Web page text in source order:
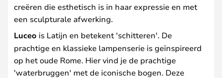
creëren die esthetisch is in haar expressie en met
een sculpturale afwerking.
Luceo is Latijn en betekent 'schitteren'. De
prachtige en klassieke lampenserie is geïnspireerd
op het oude Rome. Hier vind je de prachtige
'waterbruggen' met de iconische bogen. Deze